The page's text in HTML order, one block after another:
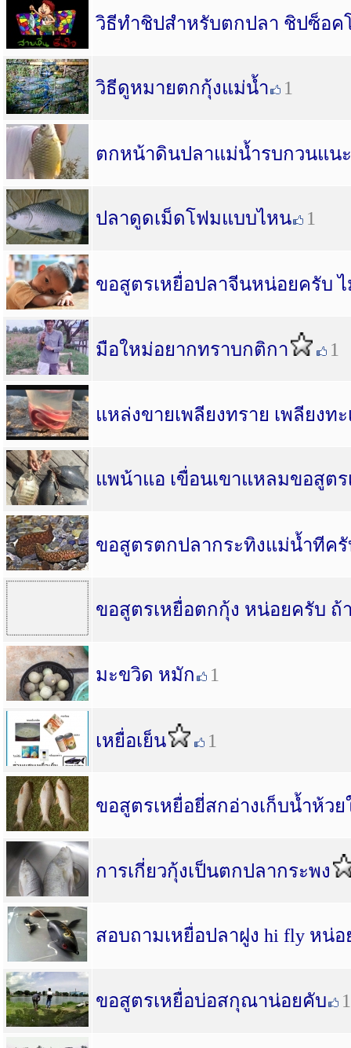
วิธีทำชิปสำหรับตกปลา ชิปซ็อค
วิธีดูหมายตกกุ้งแม่น้ำ 1
ตกหน้าดินปลาแม่น้ำรบกวนแน
ปลาดูดเม็ดโฟมแบบไหน 1
ขอสูตรเหยื่อปลาจีนหน่อยครับ ไ
มือใหม่อยากทราบกติกา 1
แหล่งขายเพลียงทราย เพลียง
แพน้าแอ เขื่อนเขาแหลมขอสูต
ขอสูตรตกปลากระทิงแม่น้ำทีค
ขอสูตรเหยื่อตกกุ้ง หน่อยครับ ถ้
มะขวิด หมัก 1
เหยื่อเย็น 1
ขอสูตรเหยื่อยี่สกอ่างเก็บน้ำห้ว
การเกี่ยวกุ้งเป็นตกปลากระพง
สอบถามเหยื่อปลาฝูง hi fly หน่
ขอสูตรเหยื่อบ่อสกุณาน่อยคับ 1